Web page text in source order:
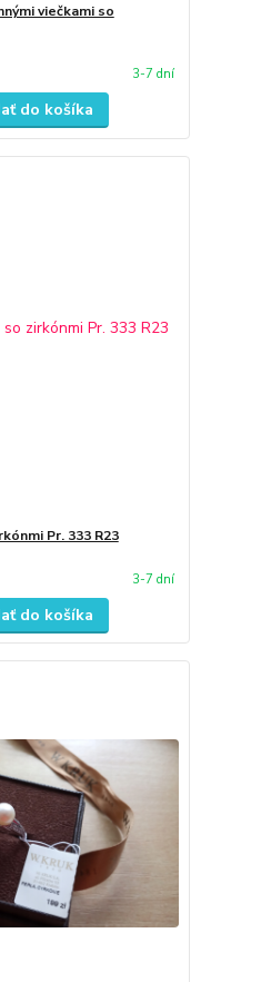
viečkami so
3-7 dní
do košíka
Pr. 333 R23
3-7 dní
do košíka